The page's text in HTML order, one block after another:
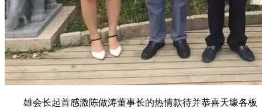
雄会长起首感激陈做涛董事长的热情款待并恭喜天壕各板